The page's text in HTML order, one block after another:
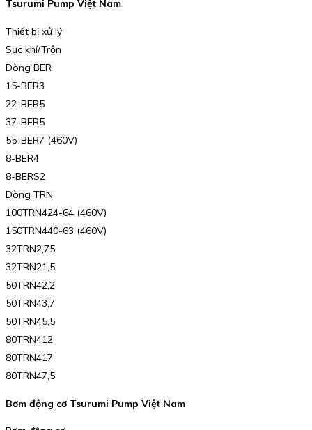
Tsurumi Pump Việt Nam
Thiết bị xử lý
Sục khí/Trộn
Dòng BER
15-BER3
22-BER5
37-BER5
55-BER7 (460V)
8-BER4
8-BERS2
Dòng TRN
100TRN424-64 (460V)
150TRN440-63 (460V)
32TRN2,75
32TRN21,5
50TRN42,2
50TRN43,7
50TRN45,5
80TRN412
80TRN417
80TRN47,5
Bơm động cơ Tsurumi Pump Việt Nam